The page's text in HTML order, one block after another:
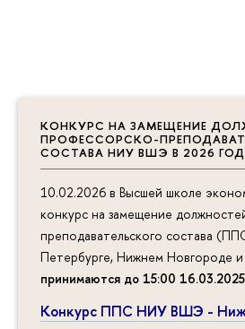
КОНКУРС НА ЗАМЕЩЕНИЕ
ПРОФЕССОРСКО-
СОСТАВА НИУ ВШЭ В 2026
10.02.2026 в Высшей школе
конкурс на замещение
преподавательского состава
Петербурге, Нижнем Новгороде
принимаются до 15:00 16.03.2025
Конкурс ППС НИУ ВШЭ -